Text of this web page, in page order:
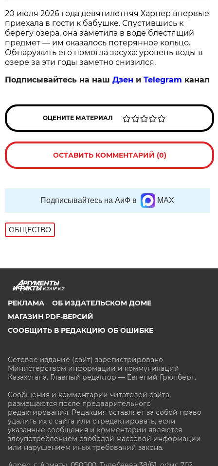
20 июля 2026 года девятилетняя Харпер впервые
приехала в гости к бабушке. Спустившись к
берегу озера, она заметила в воде блестящий
предмет — им оказалось потерянное кольцо.
Обнаружить его помогла засуха: уровень воды в
озере за эти годы заметно снизился.
Подписывайтесь на нашДзен иTelegram канал
ОЦЕНИТЕ МАТЕРИАЛ
ОСТАВИТЬ КОММЕНТАРИЙ (0)
Подписывайтесь на АиФ в MAX
ОБЩЕСТВО
KZAIF.KZ
РЕКЛАМА
ОБ ИЗДАТЕЛЬСКОМ ДОМЕ
МАГАЗИН PDF-ВЕРСИЙ
СООБЩИТЬ В РЕДАКЦИЮ ОБ ОШИБКЕ
Сетевое издание (сайт) зарегистрировано
Министерством информации и коммуникаций
Казахстана. Главный редактор — Евгений Грюнберг.
Сообщения и комментарии читателей сайта
размещаются после предварительного
редактирования. Редакция оставляет за собой право
удалить их с сайта или отредактировать, если
указанные сообщения и комментарии являются
злоупотреблением свободой массовой информации
или нарушением иных требований закона.